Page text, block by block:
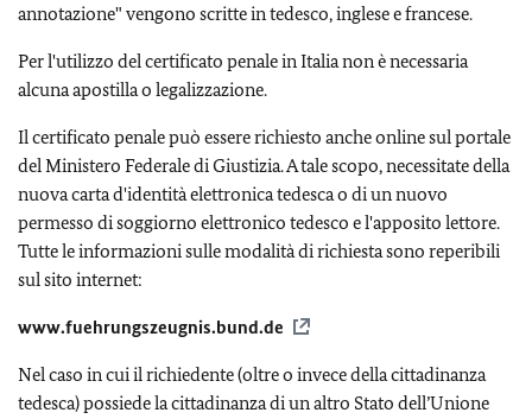
annotazione" vengono scritte in tedesco, inglese e francese.
Per l'utilizzo del certificato penale in Italia non è necessaria
alcuna apostilla o legalizzazione.
Il certificato penale può essere richiesto anche online sul portale
del Ministero Federale di Giustizia. A tale scopo, necessitate della
nuova carta d'identità elettronica tedesca o di un nuovo
permesso di soggiorno elettronico tedesco e l'apposito lettore.
Tutte le informazioni sulle modalità di richiesta sono reperibili
sul sito internet:
www.fuehrungszeugnis.bund.de
Nel caso in cui il richiedente (oltre o invece della cittadinanza
tedesca) possiede la cittadinanza di un altro Stato dell’Unione